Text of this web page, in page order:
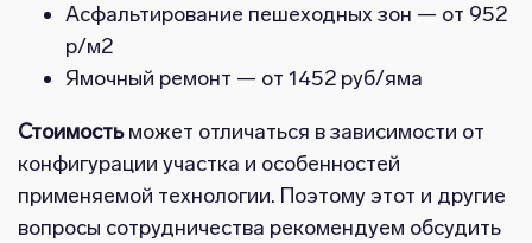
Асфальтирование пешеходных зон — от 952
р/м2
Ямочный ремонт — от 1452 руб/яма
Стоимостьможет отличаться в зависимости от
конфигурации участка и особенностей
применяемой технологии. Поэтому этот и другие
вопросы сотрудничества рекомендуем обсудить